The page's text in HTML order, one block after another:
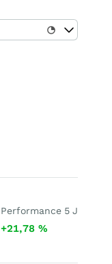
Performance 5 J
+21,78 %